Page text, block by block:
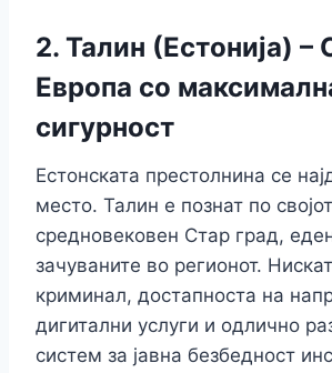
2. Талин (Естонија) –
Европа со
сигурност
Естонската престолнина се
место. Талин е познат по својот
средновековен Стар град,
зачуваните во регионот.
криминал, достапноста на
дигитални услуги и одлично
систем за јавна безбедност